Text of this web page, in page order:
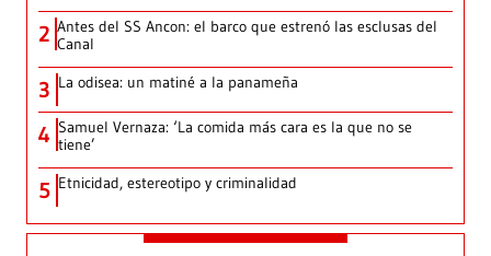
2 Antes del SS Ancon: el barco que estrenó las esclusas del
Canal
3 La odisea: un matiné a la panameña
4 Samuel Vernaza: ‘La comida más cara es la que no se
tiene’
5 Etnicidad, estereotipo y criminalidad